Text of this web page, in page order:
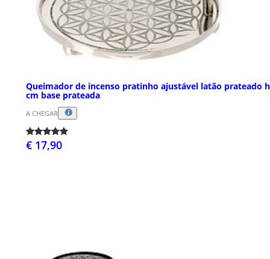
Queimador de incenso pratinho ajustável latão prateado
cm base prateada
A CHEGAR
€ 17,90